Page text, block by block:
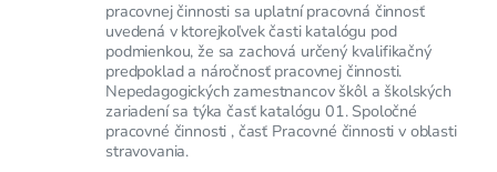
pracovnej činnosti sa uplatní pracovná činnosť
uvedená v ktorejkoľvek časti katalógu pod
podmienkou, že sa zachová určený kvalifikačný
predpoklad a náročnosť pracovnej činnosti.
Nepedagogických zamestnancov škôl a školských
zariadení sa týka časť katalógu 01. Spoločné
pracovné činnosti , časť Pracovné činnosti v oblasti
stravovania.